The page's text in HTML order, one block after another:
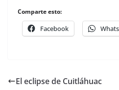
Comparte esto:
Facebook
El eclipse de Cuitláhuac